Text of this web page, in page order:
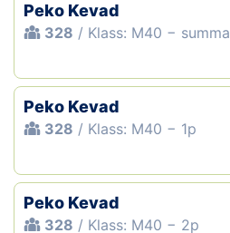
Peko Kevad
328 / Klass: M40 − summa
Peko Kevad
328 / Klass: M40 − 1p
Peko Kevad
328 / Klass: M40 − 2p